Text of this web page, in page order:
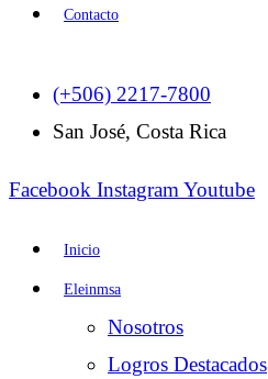
Contacto
(+506) 2217-7800
San José, Costa Rica
Facebook Instagram Youtube
Inicio
Eleinmsa
Nosotros
Logros Destacados